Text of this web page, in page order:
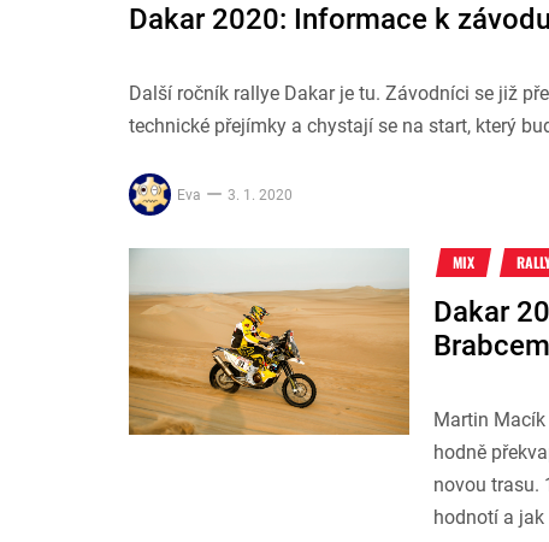
Dakar 2020: Informace k závodu
Další ročník rallye Dakar je tu. Závodníci se již
technické přejímky a chystají se na start, který
Eva 3. 1. 2020
MIX
Dakar
Martin Macík
hodně
novou trasu.
hodnotí a jak